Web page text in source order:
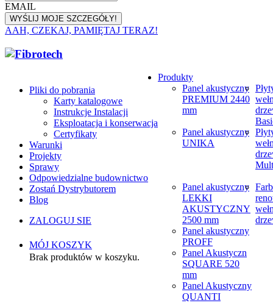
EMAIL
AAH, CZEKAJ, PAMIĘTAJ TERAZ!
Pliki do pobrania
Karty katalogowe
Instrukcje Instalacji
Eksploatacja i konserwacja
Certyfikaty
Warunki
Projekty
Sprawy
Odpowiedzialne budownictwo
Zostań Dystrybutorem
Blog
ZALOGUJ SIE
MÓJ KOSZYK
Brak produktów w koszyku.
Produkty
Panel akustyczny
PREMIUM 2440
mm
Panel akustyczny
UNIKA
Panel akustyczny
LEKKI
AKUSTYCZNY
2500 mm
Panel akustyczny
PROFF
Panel Akustyczn
SQUARE 520
mm
Panel Akustyczny
QUANTI